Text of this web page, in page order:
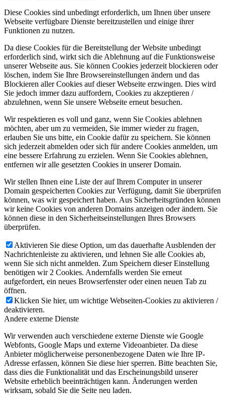
Diese Cookies sind unbedingt erforderlich, um Ihnen über unsere
Webseite verfügbare Dienste bereitzustellen und einige ihrer
Funktionen zu nutzen.
Da diese Cookies für die Bereitstellung der Website unbedingt
erforderlich sind, wirkt sich die Ablehnung auf die Funktionsweise
unserer Webseite aus. Sie können Cookies jederzeit blockieren oder
löschen, indem Sie Ihre Browsereinstellungen ändern und das
Blockieren aller Cookies auf dieser Webseite erzwingen. Dies wird
Sie jedoch immer dazu auffordern, Cookies zu akzeptieren /
abzulehnen, wenn Sie unsere Webseite erneut besuchen.
Wir respektieren es voll und ganz, wenn Sie Cookies ablehnen
möchten, aber um zu vermeiden, Sie immer wieder zu fragen,
erlauben Sie uns bitte, ein Cookie dafür zu speichern. Sie können
sich jederzeit abmelden oder sich für andere Cookies anmelden, um
eine bessere Erfahrung zu erzielen. Wenn Sie Cookies ablehnen,
entfernen wir alle gesetzten Cookies in unserer Domain.
Wir stellen Ihnen eine Liste der auf Ihrem Computer in unserer
Domain gespeicherten Cookies zur Verfügung, damit Sie überprüfen
können, was wir gespeichert haben. Aus Sicherheitsgründen können
wir keine Cookies von anderen Domains anzeigen oder ändern. Sie
können diese in den Sicherheitseinstellungen Ihres Browsers
überprüfen.
Aktivieren Sie diese Option, um das dauerhafte Ausblenden der
Nachrichtenleiste zu aktivieren, und lehnen Sie alle Cookies ab,
wenn Sie sich nicht anmelden. Zum Speichern dieser Einstellung
benötigen wir 2 Cookies. Andernfalls werden Sie erneut
aufgefordert, ein neues Browserfenster oder einen neuen Tab zu
öffnen.
Klicken Sie hier, um wichtige Webseiten-Cookies zu aktivieren /
deaktivieren.
Andere externe Dienste
Wir verwenden auch verschiedene externe Dienste wie Google
Webfonts, Google Maps und externe Videoanbieter. Da diese
Anbieter möglicherweise personenbezogene Daten wie Ihre IP-
Adresse erfassen, können Sie diese hier sperren. Bitte beachten Sie,
dass dies die Funktionalität und das Erscheinungsbild unserer
Website erheblich beeinträchtigen kann. Änderungen werden
wirksam, sobald Sie die Seite neu laden.